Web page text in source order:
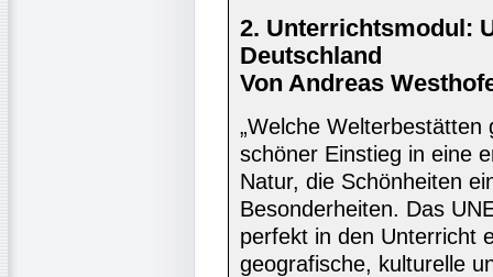
2. Unterrichtsmodul:
Deutschland
Von Andreas
„Welche Welterbestätten
schöner Einstieg in eine
Natur, die Schönheiten
Besonderheiten. Das
perfekt in den Unterricht
geografische, kulturelle